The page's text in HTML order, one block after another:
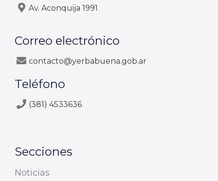
Av. Aconquija 1991
Correo electrónico
contacto@yerbabuena.gob.ar
Teléfono
(381) 4533636
Secciones
Noticias